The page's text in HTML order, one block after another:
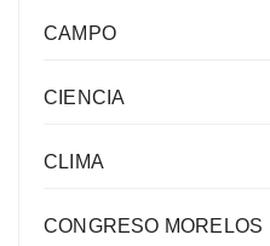
CAMPO
CIENCIA
CLIMA
CONGRESO MORELOS